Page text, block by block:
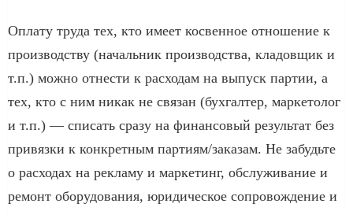
Оплату труда тех, кто имеет косвенное отношение к
производству (начальник производства, кладовщик и
т.п.) можно отнести к расходам на выпуск партии, а
тех, кто с ним никак не связан (бухгалтер, маркетолог
и т.п.) — списать сразу на финансовый результат без
привязки к конкретным партиям/заказам. Не забудьте
о расходах на рекламу и маркетинг, обслуживание и
ремонт оборудования, юридическое сопровождение и